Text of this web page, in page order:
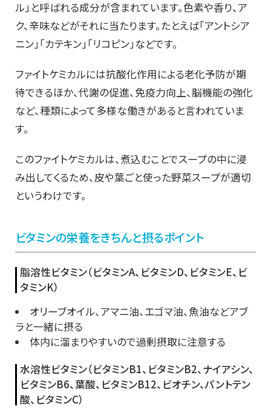
ル」と呼ばれる成分が含まれています。色素や香り、ア
ク、辛味などがそれに当たります。たとえば「アントシア
ニン」「カテキン」「リコピン」などです。
ファイトケミカルには抗酸化作用による老化予防が期
待できるほか、代謝の促進、免疫力向上、脳機能の強化
など、種類によって多様な働きがあると言われていま
す。
このファイトケミカルは、煮込むことでスープの中に浸
み出してくるため、皮や葉ごと使った野菜スープが適切
というわけです。
ビタミンの栄養をきちんと摂るポイント
脂溶性ビタミン（ビタミンA、ビタミンD、ビタミンE、ビ
タミンK）
オリーブオイル、アマニ油、エゴマ油、魚油などアブ
ラと一緒に摂る
体内に溜まりやすいので過剰摂取に注意する
水溶性ビタミン（ビタミンB1、ビタミンB2、ナイアシン、
ビタミンB6、葉酸、ビタミンB12、ビオチン、パントテン
酸、ビタミンC）